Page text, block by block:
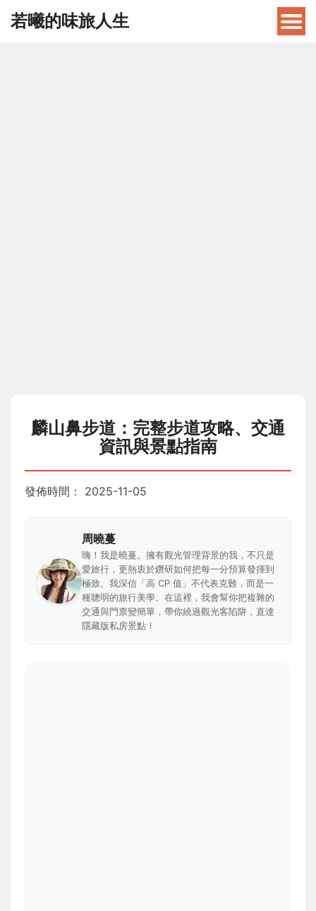
若曦的味旅人生
麟山鼻步道：完整步道攻略、交通
資訊與景點指南
發佈時間： 2025-11-05
周曉蔓
嗨！我是曉蔓。擁有觀光管理背景的我，不只是
愛旅行，更熱衷於鑽研如何把每一分預算發揮到
極致。我深信「高 CP 值」不代表克難，而是一
種聰明的旅行美學。在這裡，我會幫你把複雜的
交通與門票變簡單，帶你繞過觀光客陷阱，直達
隱藏版私房景點！